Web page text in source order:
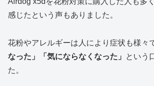
感じたという声もありました。
花粉やアレルギーは人により症状も様々
なった」「気にならなくなった」
という
た。